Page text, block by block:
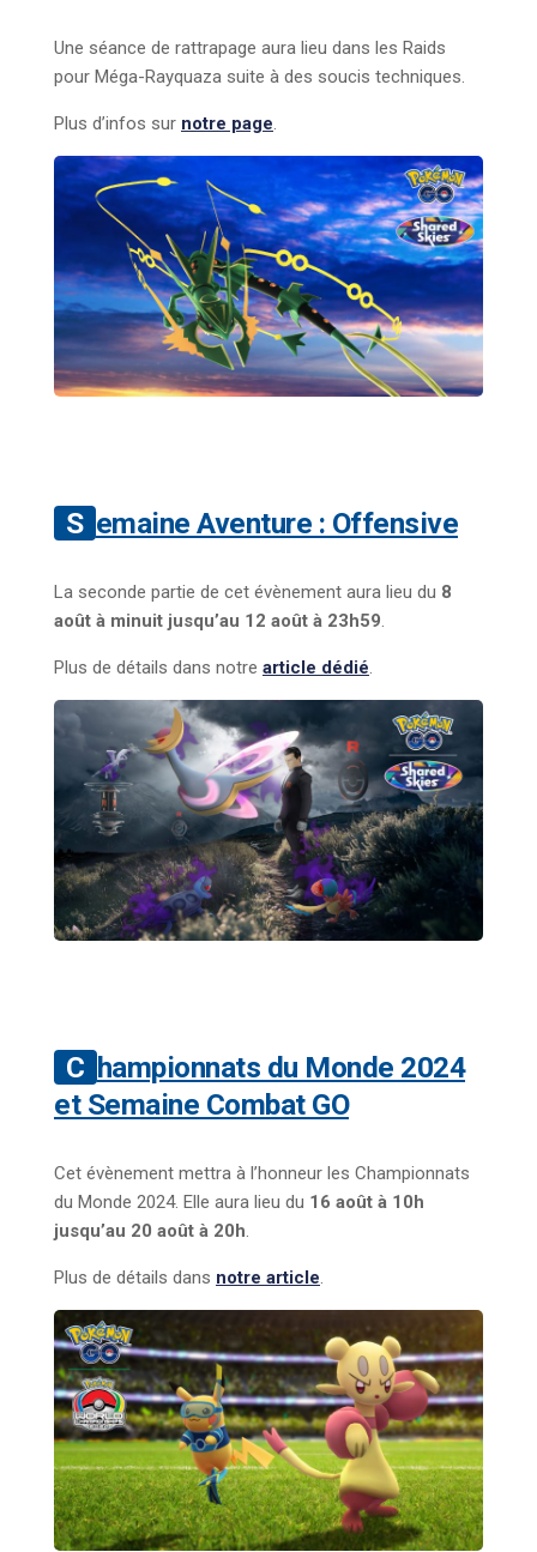
Une séance de rattrapage aura lieu dans les Raids
pour Méga-Rayquaza suite à des soucis techniques.
Plus d’infos sur notre page.
Semaine Aventure : Offensive
La seconde partie de cet évènement aura lieu du 8
août à minuit jusqu’au 12 août à 23h59.
Plus de détails dans notre article dédié.
Championnats du Monde 2024
et Semaine Combat GO
Cet évènement mettra à l’honneur les Championnats
du Monde 2024. Elle aura lieu du 16 août à 10h
jusqu’au 20 août à 20h.
Plus de détails dans notre article.